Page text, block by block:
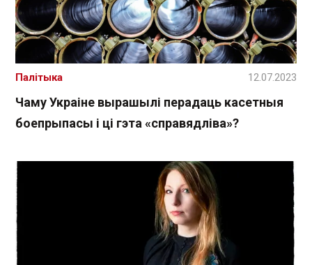
Чаму Украіне вырашылі перадаць касетныя
боепрыпасы і ці гэта «справядліва»?
Палітыка 12.07.2023